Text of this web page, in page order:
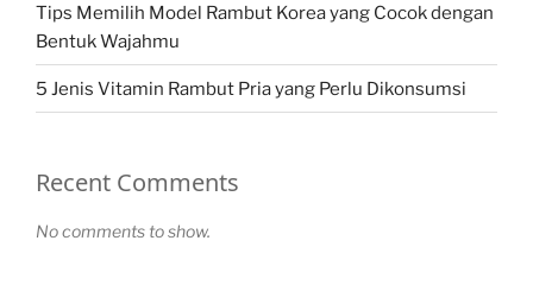
Tips Memilih Model Rambut Korea yang Cocok dengan
Bentuk Wajahmu
5 Jenis Vitamin Rambut Pria yang Perlu Dikonsumsi
Recent Comments
No comments to show.